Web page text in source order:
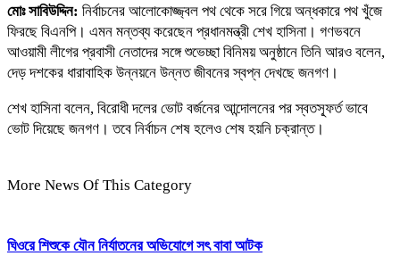
মোঃ সাবিউদ্দিন: নির্বাচনের আলোকোজ্জ্বল পথ থেকে সরে গিয়ে অন্ধকারে পথ খুঁজে
ফিরছে বিএনপি। এমন মন্তব্য করেছেন প্রধানমন্ত্রী শেখ হাসিনা। গণভবনে
আওয়ামী লীগের প্রবাসী নেতাদের সঙ্গে শুভেচ্ছা বিনিময় অনুষ্ঠানে তিনি আরও বলেন,
দেড় দশকের ধারাবাহিক উন্নয়নে উন্নত জীবনের স্বপ্ন দেখছে জনগণ।
শেখ হাসিনা বলেন, বিরোধী দলের ভোট বর্জনের আন্দোলনের পর স্বতস্ফূর্ত ভাবে
ভোট দিয়েছে জনগণ। তবে নির্বাচন শেষ হলেও শেষ হয়নি চক্রান্ত।
More News Of This Category
ঘিওরে শিশুকে যৌন নির্যাতনের অভিযোগে সৎ বাবা আটক